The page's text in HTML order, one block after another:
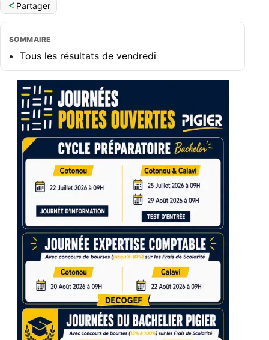
Partager
SOMMAIRE
Tous les résultats de vendredi